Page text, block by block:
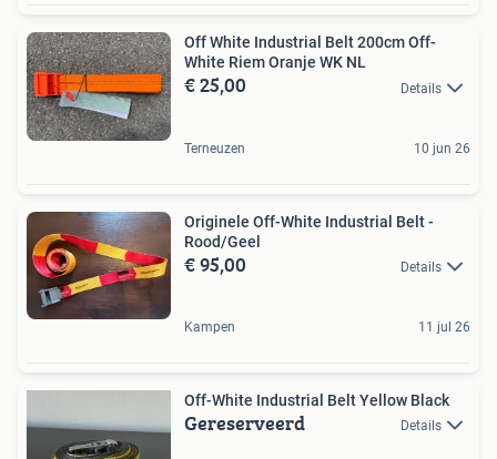
Off White Industrial Belt 200cm Off-
White Riem Oranje WK NL
€ 25,00 Details
Terneuzen 10 jun 26
Originele Off-White Industrial Belt -
Rood/Geel
€ 95,00 Details
Kampen 11 jul 26
Off-White Industrial Belt Yellow Black
Gereserveerd Details